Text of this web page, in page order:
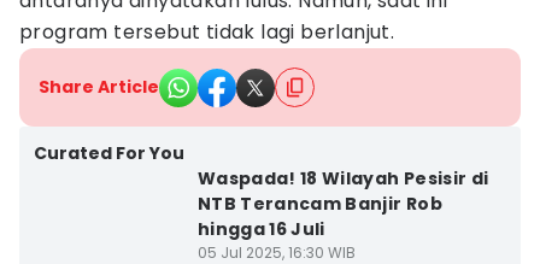
program tersebut tidak lagi berlanjut.
Share Article
Curated For You
Waspada! 18 Wilayah Pesisir di
NTB Terancam Banjir Rob
hingga 16 Juli
05 Jul 2025, 16:30 WIB